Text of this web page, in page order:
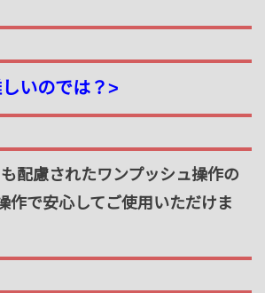
いのでは？>
配慮されたワンプッシュ操作の
作で安心してご使用いただけま